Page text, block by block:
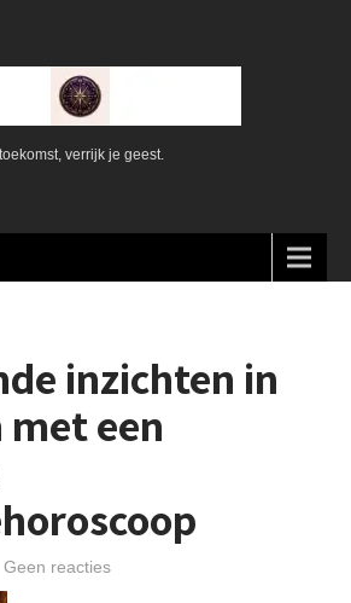
verrijk je geest.
inzichten in
een
Geen reacties